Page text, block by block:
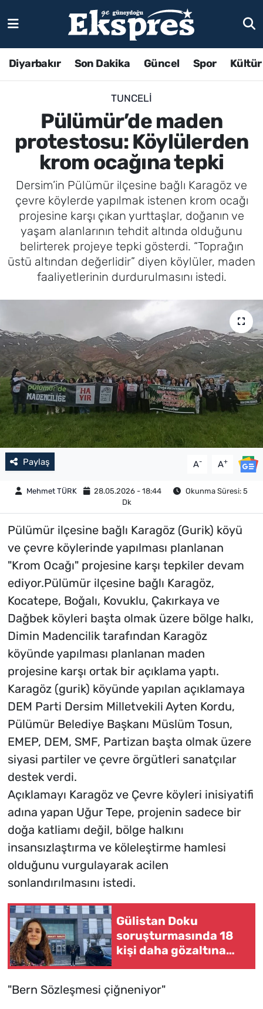
Diyarbakır Son Dakika Güncel Spor
TUNCELI
Pülümür’de maden
protestosu: Köylülerden
krom ocağına tepki
Dersim’in Pülümür ilçesine bağlı Karagöz ve
çevre köylerde yapılmak istenen krom ocağı
projesine karşı çıkan yurttaşlar, doğanın ve
yaşam alanlarının tehdit altında olduğunu
belirterek projeye tepki gösterdi. “Toprağın
üstü altından değerlidir” diyen köylüler, maden
faaliyetlerinin durdurulmasını istedi.
Paylaş A- A+
Mehmet TÜRK 28.05.2026 - 18:44
Okunma Süresi: 5
Dk
Pülümür ilçesine bağlı Karagöz (Gurik) köyü
ve çevre köylerinde yapılması planlanan
"Krom Ocağı" projesine karşı tepkiler devam
ediyor.Pülümür ilçesine bağlı Karagöz,
Kocatepe, Boğalı, Kovuklu, Çakırkaya ve
Dağbek köyleri başta olmak üzere bölge halkı,
Dimin Madencilik tarafından Karagöz
köyünde yapılması planlanan maden
projesine karşı ortak bir açıklama yaptı.
Karagöz (gurik) köyünde yapılan açıklamaya
DEM Parti Dersim Milletvekili Ayten Kordu,
Pülümür Belediye Başkanı Müslüm Tosun,
EMEP, DEM, SMF, Partizan başta olmak üzere
siyasi partiler ve çevre örgütleri sanatçılar
destek verdi.
Açıklamayı Karagöz ve Çevre köyleri inisiyatifi
adına yapan Uğur Tepe, projenin sadece bir
doğa katliamı değil, bölge halkını
insansızlaştırma ve köleleştirme hamlesi
olduğunu vurgulayarak acilen
sonlandırılmasını istedi.
Gülistan Doku
soruşturmasında 18
kişi daha gözaltına
"Bern Sözleşmesi çiğneniyor"